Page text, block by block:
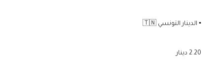
▪️ الدينار التونسي 🇹🇳
2.20 دينار